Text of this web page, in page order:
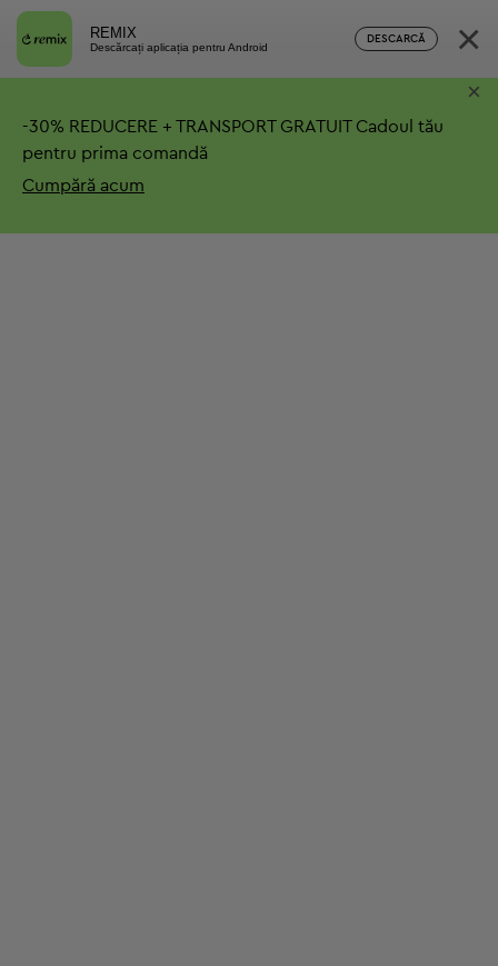
REMIX
Descărcați aplicația pentru Android
DESCARCĂ ×
-30% REDUCERE + TRANSPORT GRATUITCadoul tău
pentru prima comandă
Cumpără acum
×